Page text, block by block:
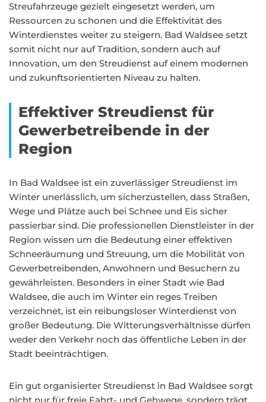
Streufahrzeuge gezielt eingesetzt werden, um
Ressourcen zu schonen und die Effektivität des
Winterdienstes weiter zu steigern. Bad Waldsee setzt
somit nicht nur auf Tradition, sondern auch auf
Innovation, um den Streudienst auf einem modernen
und zukunftsorientierten Niveau zu halten.
Effektiver Streudienst für
Gewerbetreibende in der
Region
In Bad Waldsee ist ein zuverlässiger Streudienst im
Winter unerlässlich, um sicherzustellen, dass Straßen,
Wege und Plätze auch bei Schnee und Eis sicher
passierbar sind. Die professionellen Dienstleister in der
Region wissen um die Bedeutung einer effektiven
Schneeräumung und Streuung, um die Mobilität von
Gewerbetreibenden, Anwohnern und Besuchern zu
gewährleisten. Besonders in einer Stadt wie Bad
Waldsee, die auch im Winter ein reges Treiben
verzeichnet, ist ein reibungsloser Winterdienst von
großer Bedeutung. Die Witterungsverhältnisse dürfen
weder den Verkehr noch das öffentliche Leben in der
Stadt beeinträchtigen.
Ein gut organisierter Streudienst in Bad Waldsee sorgt